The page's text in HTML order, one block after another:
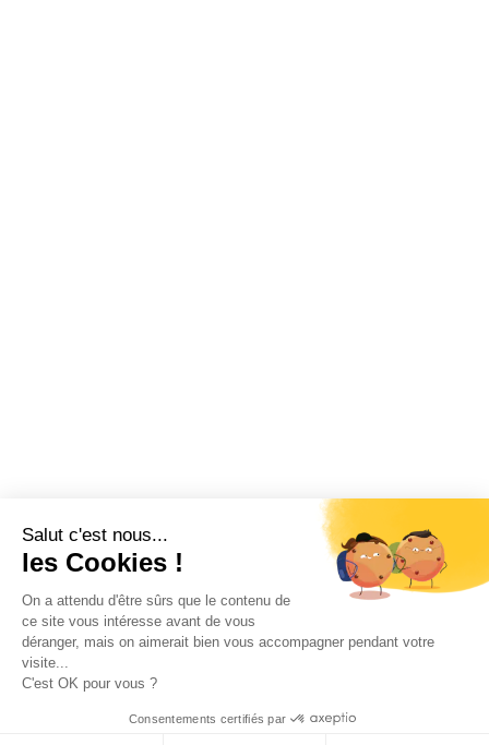
Salut c'est nous...
les Cookies !
On a attendu d'être sûrs que le contenu de
ce site vous intéresse avant de vous
déranger, mais on aimerait bien vous accompagner pendant votre
visite...
C'est OK pour vous ?
Consentements certifiés par